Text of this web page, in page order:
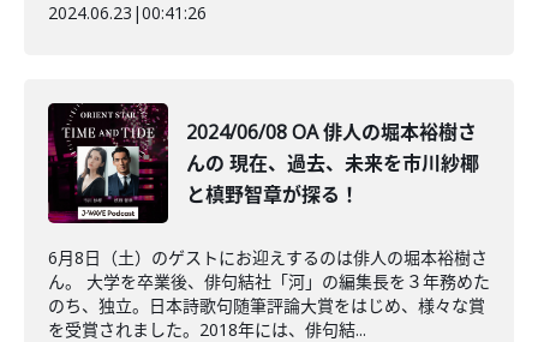
2024.06.23 |00:41:26
2024/06/08 OA 俳人の堀本裕樹さ
んの 現在、過去、未来を市川紗椰
と槙野智章が探る！
6月8日（土）のゲストにお迎えするのは俳人の堀本裕樹さ
ん。 大学を卒業後、俳句結社「河」の編集長を３年務めた
のち、独立。日本詩歌句随筆評論大賞をはじめ、様々な賞
を受賞されました。2018年には、俳句結...